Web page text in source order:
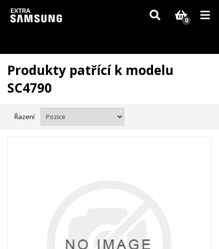
Vzhledem k aktuální situaci se může dodání dílů, které nejsou skladem,
zpozdit. Děkujeme za pochopení.
0
Produkty patřící k modelu
SC4790
Řazení